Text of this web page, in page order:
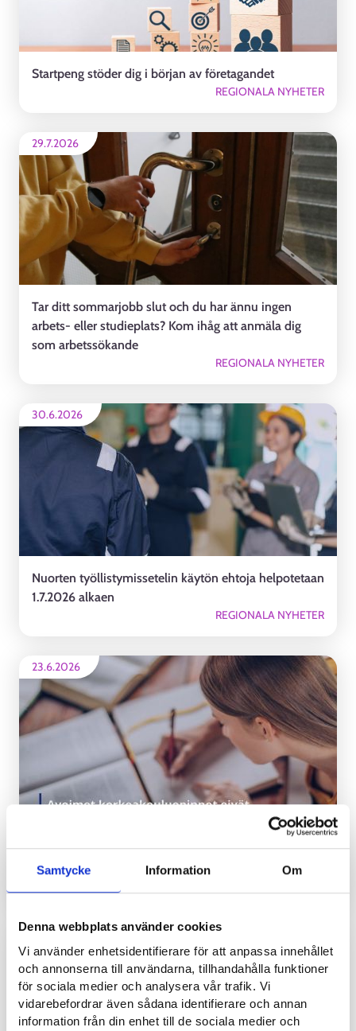
Samtycke Information Om
Denna webbplats använder cookies
Vi använder enhetsidentifierare för att anpassa innehållet
och annonserna till användarna, tillhandahålla funktioner
för sociala medier och analysera vår trafik. Vi
vidarebefordrar även sådana identifierare och annan
information från din enhet till de sociala medier och
Startpeng stöder dig i början av företagandet
REGIONALA NYHETER
29.7.2026
Tar ditt sommarjobb slut och du har ännu ingen
arbets- eller studieplats? Kom ihåg att anmäla dig
som arbetssökande
REGIONALA NYHETER
30.6.2026
Nuorten työllistymissetelin käytön ehtoja helpotetaan
1.7.2026 alkaen
REGIONALA NYHETER
23.6.2026
Lakimuutos: Avoimet korkeakouluopinnot eivät
jatkossa vaikuta 25 vuotta täyttäneiden
työttömyysturvaan